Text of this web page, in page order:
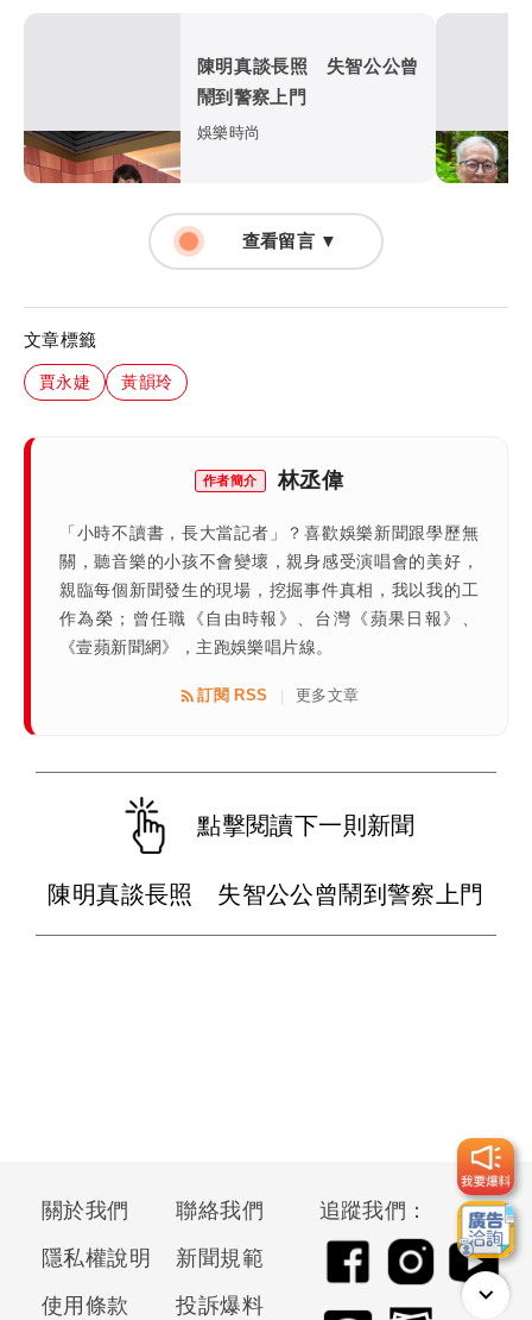
陳明真談長照 失智公公曾
鬧到警察上門
娛樂時尚
查看留言 ▼
文章標籤
賈永婕 黃韻玲
作者簡介 林丞偉
「小時不讀書，長大當記者」？喜歡娛樂新聞跟學歷無
關，聽音樂的小孩不會變壞，親身感受演唱會的美好，
親臨每個新聞發生的現場，挖掘事件真相，我以我的工
作為榮；曾任職《自由時報》、台灣《蘋果日報》、
《壹蘋新聞網》，主跑娛樂唱片線。
訂閱 RSS | 更多文章
點擊閱讀下一則新聞
陳明真談長照 失智公公曾鬧到警察上門
關於我們
聯絡我們
隱私權說明
新聞規範
使用條款
投訴爆料
追蹤我們：